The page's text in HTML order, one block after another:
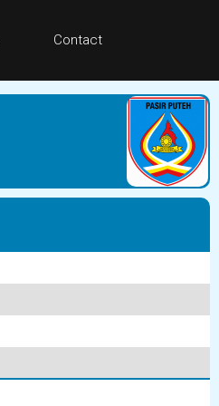
Contact